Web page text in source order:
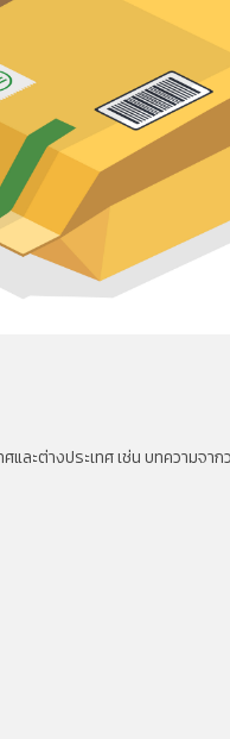
ละต่างประเทศ เช่นบทความจา